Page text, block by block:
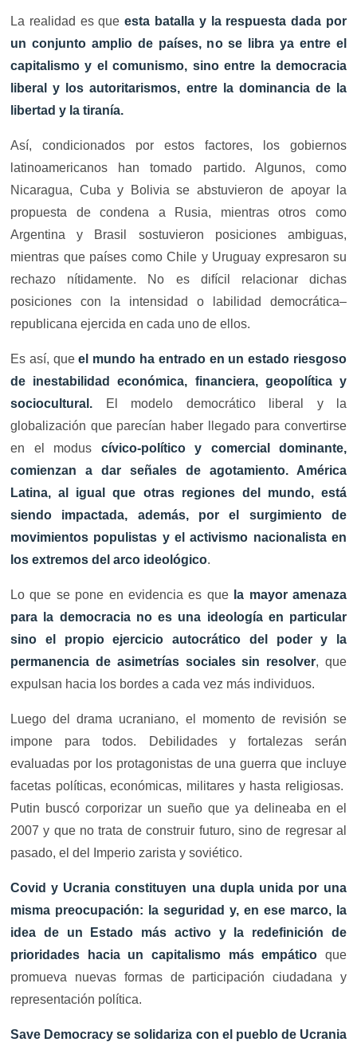
La realidad es queesta batalla y la respuesta dada por
un conjunto amplio de países, no se libra ya entre el
capitalismo y el comunismo, sino entre la democracia
liberal y los autoritarismos, entre la dominancia de la
libertad y la tiranía.
Así, condicionados por estos factores, los gobiernos
latinoamericanos han tomado partido. Algunos, como
Nicaragua, Cuba y Bolivia se abstuvieron de apoyar la
propuesta de condena a Rusia, mientras otros como
Argentina y Brasil sostuvieron posiciones ambiguas,
mientras que países como Chile y Uruguay expresaron su
rechazo nítidamente. No es difícil relacionar dichas
posiciones con la intensidad o labilidad democrática–
republicana ejercida en cada uno de ellos.
Es así, queel mundo ha entrado en un estado riesgoso
de inestabilidad económica, financiera, geopolítica y
sociocultural. El modelo democrático liberal y la
globalización que parecían haber llegado para convertirse
en el modus cívico-político y comercial dominante,
comienzan a dar señales de agotamiento. América
Latina, al igual que otras regiones del mundo, está
siendo impactada, además, por el surgimiento de
movimientos populistas y el activismo nacionalista en
los extremos del arco ideológico.
Lo que se pone en evidencia es que la mayor amenaza
para la democracia no es una ideología en particular
sino el propio ejercicio autocrático del poder y la
permanencia de asimetrías sociales sin resolver, que
expulsan hacia los bordes a cada vez más individuos.
Luego del drama ucraniano, el momento de revisión se
impone para todos. Debilidades y fortalezas serán
evaluadas por los protagonistas de una guerra que incluye
facetas políticas, económicas, militares y hasta religiosas.
Putin buscó corporizar un sueño que ya delineaba en el
2007 y que no trata de construir futuro, sino de regresar al
pasado, el del Imperio zarista y soviético.
Covid y Ucrania constituyen una dupla unida por una
misma preocupación: la seguridad y, en ese marco, la
idea de un Estado más activo y la redefinición de
prioridades hacia un capitalismo más empático que
promueva nuevas formas de participación ciudadana y
representación política.
Save Democracy se solidariza con el pueblo de Ucrania